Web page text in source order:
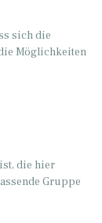
sich die
Möglichkeiten
die hier
Gruppe